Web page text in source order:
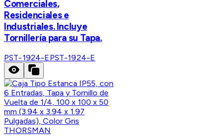
Comerciales,
Residenciales e
Industriales. Incluye
Tornillería para su Tapa.
PST-1924-EPST-1924-E
THORSMAN